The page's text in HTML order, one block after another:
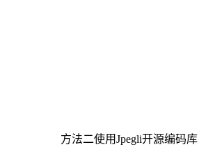
方法二使用Jpegli开源编码库